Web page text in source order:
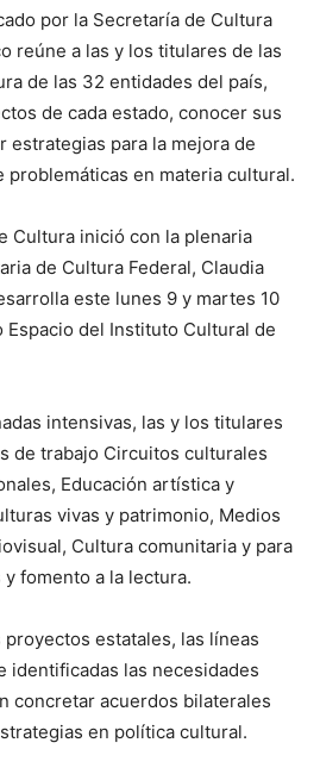
por la Secretaría de Cultura
reúne a las y los titulares de las
de las 32 entidades del país,
de cada estado, conocer sus
estrategias para la mejora de
problemáticas en materia cultural.
Cultura inició con la plenaria
de Cultura Federal, Claudia
este lunes 9 y martes 10
del Instituto Cultural de
intensivas, las y los titulares
de trabajo Circuitos culturales
Educación artística y
vivas y patrimonio, Medios
Cultura comunitaria y para
fomento a la lectura.
estatales, las líneas
identificadas las necesidades
concretar acuerdos bilaterales
en política cultural.